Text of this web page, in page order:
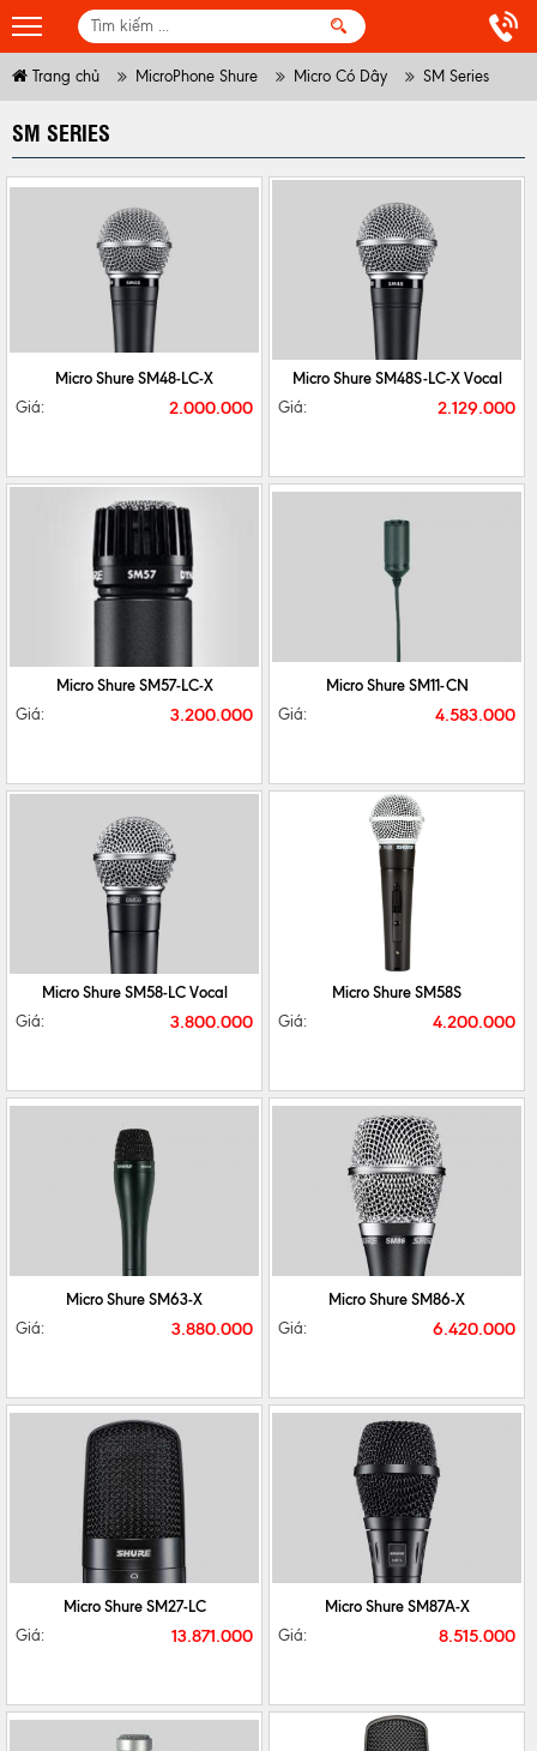
Trang chủ MicroPhone Shure Micro Có Dây SM Series
SM SERIES
Micro Shure SM48-LC-X
Giá: 2.000.000
Micro Shure SM48S-LC-X Vocal
Giá: 2.129.000
Micro Shure SM57-LC-X
Giá: 3.200.000
Micro Shure SM11-CN
Giá: 4.583.000
Micro Shure SM58-LC Vocal
Giá: 3.800.000
Micro Shure SM58S
Giá: 4.200.000
Micro Shure SM63-X
Giá: 3.880.000
MUA NGAY
Micro Shure SM86-X
Giá: 6.420.000
CHI TIẾT MUA NGAY
Micro Shure SM27-LC
Giá: 13.871.000
MUA NGAY
Micro Shure SM87A-X
Giá: 8.515.000